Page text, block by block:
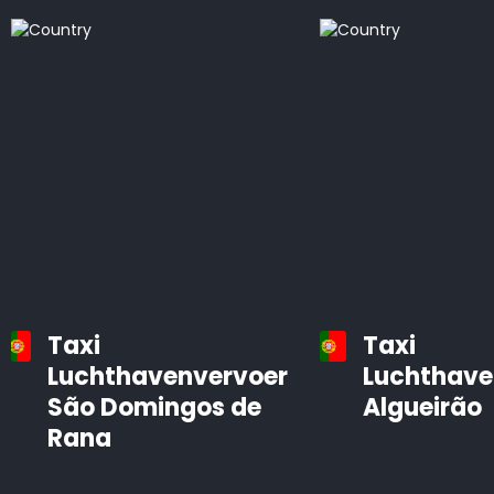
Taxi
Luchthavenvervoer
São Domingos de
Rana
Taxi
Algueirão